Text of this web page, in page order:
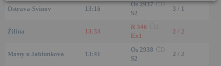
Ostrava-Svinov 13:16
Os 2937 ČD
S2
3 / 1
Žilina 13:33
R 346
Ex1
2 / 2
Mosty u Jablunkova 13:41
Os 2938 ČD
S2
2 / 2